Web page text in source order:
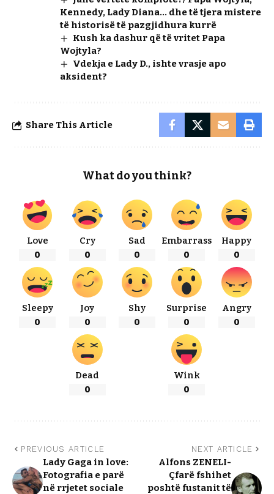
Kennedy, Lady Diana… dhe të tjera mistere
të historisë të pazgjidhura kurrë
Kush ka dashur që të vritet Papa
Wojtyla?
Vdekja e Lady D., ishte vrasje apo
aksident?
Share This Article
What do you think?
Love
0
Cry
0
Sad
0
Embarrass
0
Happy
0
Sleepy
0
Joy
0
Shy
0
Surprise
0
Angry
0
Dead
0
Wink
0
PREVIOUS ARTICLE
Lady Gaga in love:
Fotografia e parë
në rrjetet sociale
NEXT ARTICLE
Alfons ZENELI-
Çfarë fshihet
poshtë fustanit të